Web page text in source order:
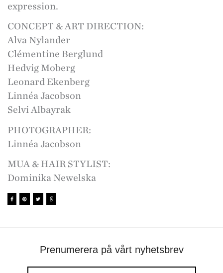
expression.
CONCEPT & ART DIRECTION:
Alva Nylander
Clémentine Berglund
Hedvig Moberg
Leonard Ekenberg
Linnéa Jacobson
Selvi Albayrak
PHOTOGRAPHER:
Linnéa Jacobson
MUA & HAIR STYLIST:
Dominika Newelska
Prenumerera på vårt nyhetsbrev